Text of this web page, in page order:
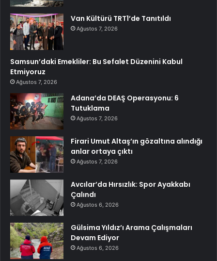
Van Kültürü TRT1’de Tanıtıldı
Ağustos 7, 2026
Samsun’daki Emekliler: Bu Sefalet Düzenini Kabul
Etmiyoruz
Ağustos 7, 2026
Adana’da DEAŞ Operasyonu: 6
Tutuklama
Ağustos 7, 2026
Firari Umut Altaş’ın gözaltına alındığı
anlar ortaya çıktı
Ağustos 7, 2026
Avcılar’da Hırsızlık: Spor Ayakkabı
Çalındı
Ağustos 6, 2026
Gülsima Yıldız’ı Arama Çalışmaları
Devam Ediyor
Ağustos 6, 2026